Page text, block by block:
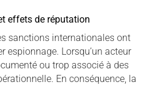
effets de réputation
sanctions internationales ont
espionnage. Lorsqu’un acteur
ou trop associé à des
En conséquence, la